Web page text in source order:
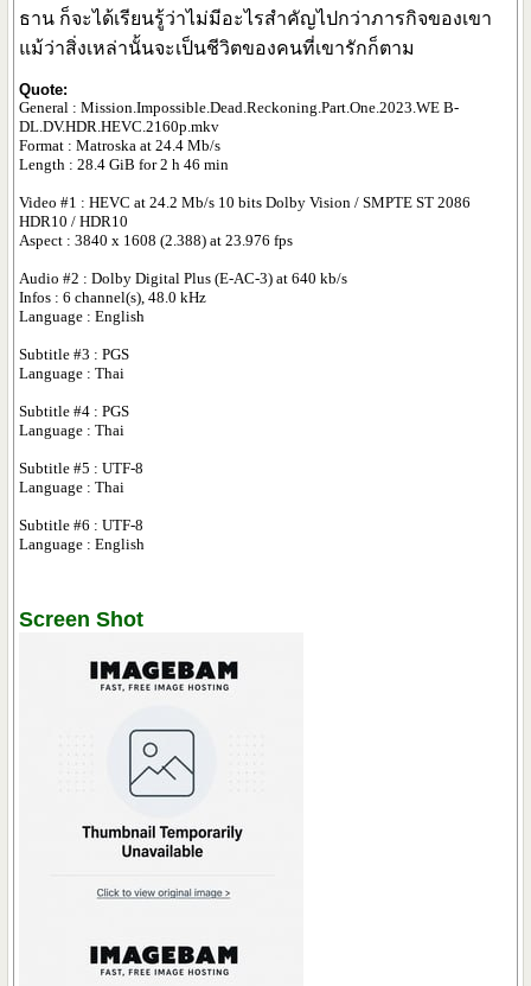
ธาน ก็จะได้เรียนรู้ว่าไม่มีอะไรสำคัญไปกว่าภารกิจของเขา
แม้ว่าสิ่งเหล่านั้นจะเป็นชีวิตของคนที่เขารักก็ตาม
Quote:
General : Mission.Impossible.Dead.Reckoning.Part.One.2023.WE B-
DL.DV.HDR.HEVC.2160p.mkv
Format : Matroska at 24.4 Mb/s
Length : 28.4 GiB for 2 h 46 min
Video #1 : HEVC at 24.2 Mb/s 10 bits Dolby Vision / SMPTE ST 2086
HDR10 / HDR10
Aspect : 3840 x 1608 (2.388) at 23.976 fps
Audio #2 : Dolby Digital Plus (E-AC-3) at 640 kb/s
Infos : 6 channel(s), 48.0 kHz
Language : English
Subtitle #3 : PGS
Language : Thai
Subtitle #4 : PGS
Language : Thai
Subtitle #5 : UTF-8
Language : Thai
Subtitle #6 : UTF-8
Language : English
Screen Shot